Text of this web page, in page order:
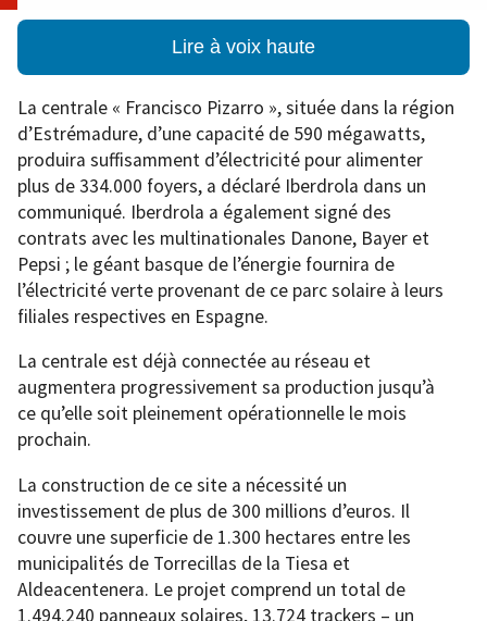
Lire à voix haute
La centrale « Francisco Pizarro », située dans la région
d’Estrémadure, d’une capacité de 590 mégawatts,
produira suffisamment d’électricité pour alimenter
plus de 334.000 foyers, a déclaré Iberdrola dans un
communiqué. Iberdrola a également signé des
contrats avec les multinationales Danone, Bayer et
Pepsi ; le géant basque de l’énergie fournira de
l’électricité verte provenant de ce parc solaire à leurs
filiales respectives en Espagne.
La centrale est déjà connectée au réseau et
augmentera progressivement sa production jusqu’à
ce qu’elle soit pleinement opérationnelle le mois
prochain.
La construction de ce site a nécessité un
investissement de plus de 300 millions d’euros. Il
couvre une superficie de 1.300 hectares entre les
municipalités de Torrecillas de la Tiesa et
Aldeacentenera. Le projet comprend un total de
1.494.240 panneaux solaires, 13.724 trackers – un